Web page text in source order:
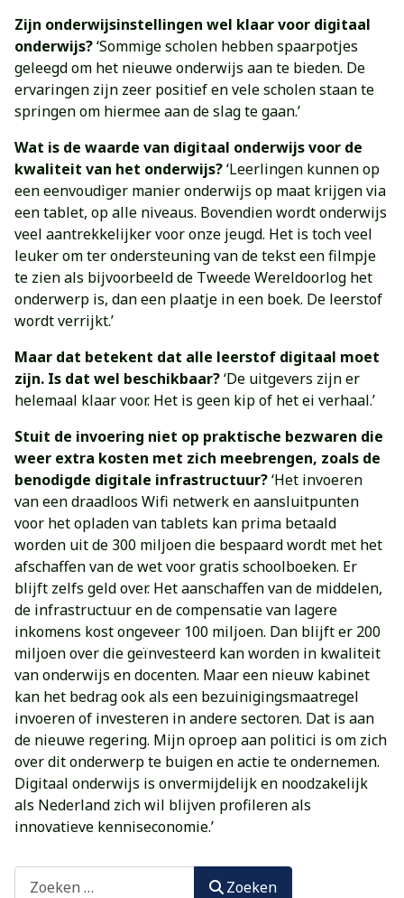
Zijn onderwijsinstellingen wel klaar voor digitaal
onderwijs?‘Sommige scholen hebben spaarpotjes
geleegd om het nieuwe onderwijs aan te bieden. De
ervaringen zijn zeer positief en vele scholen staan te
springen om hiermee aan de slag te gaan.’
Wat is de waarde van digitaal onderwijs voor de
kwaliteit van het onderwijs?‘Leerlingen kunnen op
een eenvoudiger manier onderwijs op maat krijgen via
een tablet, op alle niveaus. Bovendien wordt onderwijs
veel aantrekkelijker voor onze jeugd. Het is toch veel
leuker om ter ondersteuning van de tekst een filmpje
te zien als bijvoorbeeld de Tweede Wereldoorlog het
onderwerp is, dan een plaatje in een boek. De leerstof
wordt verrijkt.’
Maar dat betekent dat alle leerstof digitaal moet
zijn. Is dat wel beschikbaar?‘De uitgevers zijn er
helemaal klaar voor. Het is geen kip of het ei verhaal.’
Stuit de invoering niet op praktische bezwaren die
weer extra kosten met zich meebrengen, zoals de
benodigde digitale infrastructuur?‘Het invoeren
van een draadloos Wifi netwerk en aansluitpunten
voor het opladen van tablets kan prima betaald
worden uit de 300 miljoen die bespaard wordt met het
afschaffen van de wet voor gratis schoolboeken. Er
blijft zelfs geld over. Het aanschaffen van de middelen,
de infrastructuur en de compensatie van lagere
inkomens kost ongeveer 100 miljoen. Dan blijft er 200
miljoen over die geïnvesteerd kan worden in kwaliteit
van onderwijs en docenten. Maar een nieuw kabinet
kan het bedrag ook als een bezuinigingsmaatregel
invoeren of investeren in andere sectoren. Dat is aan
de nieuwe regering. Mijn oproep aan politici is om zich
over dit onderwerp te buigen en actie te ondernemen.
Digitaal onderwijs is onvermijdelijk en noodzakelijk
als Nederland zich wil blijven profileren als
innovatieve kenniseconomie.’
Zoeken